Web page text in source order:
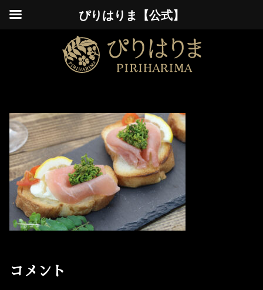
コメント
ぴりはりま【公式】